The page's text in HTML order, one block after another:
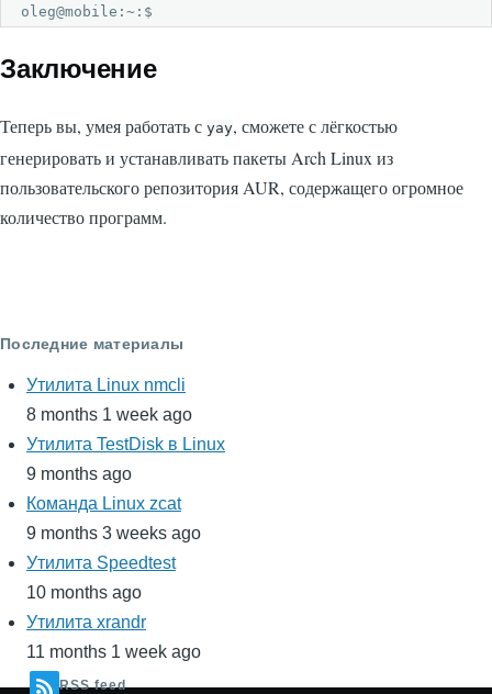
oleg@mobile:~:$
Заключение
Теперь вы, умея работать с yay, сможете с лёгкостью
генерировать и устанавливать пакеты Arch Linux из
пользовательского репозитория AUR, содержащего огромное
количество программ.
Последние материалы
Утилита Linux nmcli
8 months 1 week ago
Утилита TestDisk в Linux
9 months ago
Команда Linux zcat
9 months 3 weeks ago
Утилита Speedtest
10 months ago
Утилита xrandr
11 months 1 week ago
RSS feed